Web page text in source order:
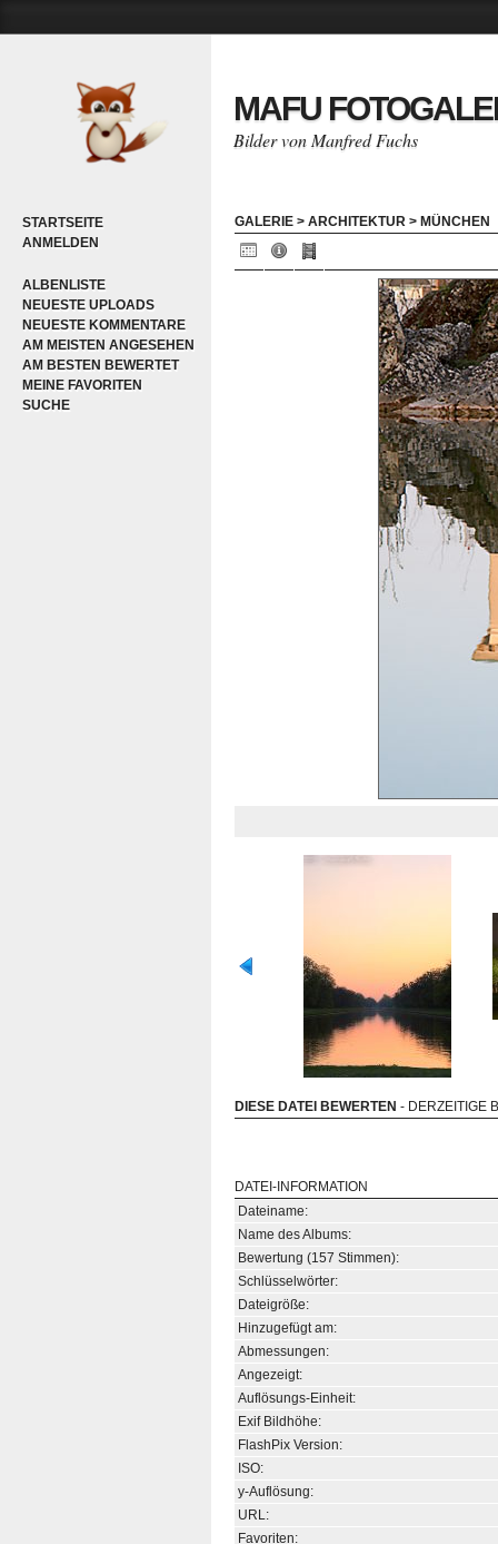
STARTSEITE
ANMELDEN
ALBENLISTE
NEUESTE UPLOADS
NEUESTE KOMMENTARE
AM MEISTEN ANGESEHEN
AM BESTEN BEWERTET
MEINE FAVORITEN
SUCHE
MAFU
Bilder von Manfred Fuchs
GALERIE > ARCHITEKTUR > MÜNCHEN
DIESE DATEI BEWERTEN - DERZEITIGE
DATEI-INFORMATION
Dateiname:
Name des Albums:
Bewertung (157 Stimmen):
Schlüsselwörter:
Dateigröße:
Hinzugefügt am:
Abmessungen:
Angezeigt:
Auflösungs-Einheit:
Exif Bildhöhe:
FlashPix Version:
ISO:
y-Auflösung:
URL:
Favoriten: